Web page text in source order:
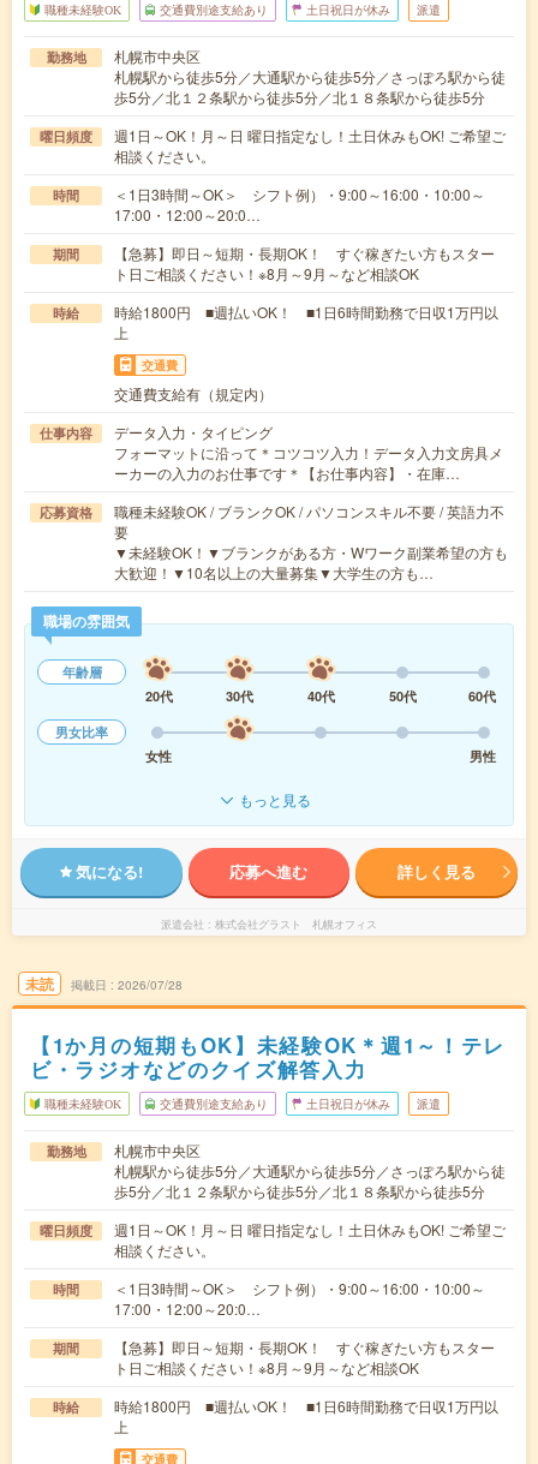
職種未経験OK 交通費別途支給あり 土日祝日が休み 派遣
勤務地
札幌市中央区
札幌駅から徒歩5分／大通駅から徒歩5分／さっぽろ駅から徒
歩5分／北１２条駅から徒歩5分／北１８条駅から徒歩5分
曜日頻度
週1日～OK！月～日 曜日指定なし！土日休みもOK! ご希望ご
相談ください。
時間
＜1日3時間～OK＞ シフト例）・9:00～16:00・10:00～
17:00・12:00～20:0…
期間
【急募】即日～短期・長期OK！ すぐ稼ぎたい方もスター
ト日ご相談ください！※8月～9月～など相談OK
時給
時給1800円 ■週払いOK！ ■1日6時間勤務で日収1万円以
上
交通費
交通費支給有（規定内）
仕事内容
データ入力・タイピング
フォーマットに沿って＊コツコツ入力！データ入力文房具メ
ーカーの入力のお仕事です＊【お仕事内容】・在庫…
応募資格
職種未経験OK / ブランクOK / パソコンスキル不要 / 英語力不
要
▼未経験OK！▼ブランクがある方・Wワーク副業希望の方も
大歓迎！▼10名以上の大量募集▼大学生の方も…
職場の雰囲気
年齢層
20代
30代 40代 50代
60代
男女比率
女性
男性
もっと見る
気になる! 応募へ進む 詳しく見る
派遣会社 株式会社グラスト 札幌オフィス
未読 掲載日 2026/07/28
【1か月の短期もOK】未経験OK＊週1～！テレ
ビ・ラジオなどのクイズ解答入力
職種未経験OK 交通費別途支給あり 土日祝日が休み 派遣
勤務地
札幌市中央区
札幌駅から徒歩5分／大通駅から徒歩5分／さっぽろ駅から徒
歩5分／北１２条駅から徒歩5分／北１８条駅から徒歩5分
曜日頻度
週1日～OK！月～日 曜日指定なし！土日休みもOK! ご希望ご
相談ください。
時間
＜1日3時間～OK＞ シフト例）・9:00～16:00・10:00～
17:00・12:00～20:0…
期間
【急募】即日～短期・長期OK！ すぐ稼ぎたい方もスター
ト日ご相談ください！※8月～9月～など相談OK
時給
時給1800円 ■週払いOK！ ■1日6時間勤務で日収1万円以
上
交通費